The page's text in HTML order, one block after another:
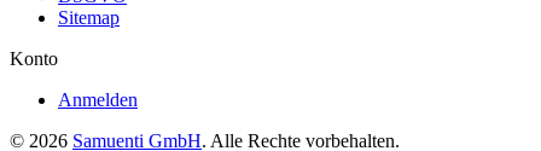
Sitemap
Konto
Anmelden
© 2026 Samuenti GmbH. Alle Rechte vorbehalten.